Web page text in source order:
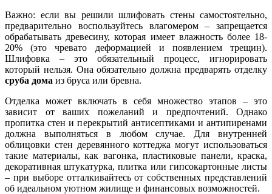
Важно: если вы решили шлифовать стены самостоятельно,
предварительно воспользуйтесь влагомером – запрещается
обрабатывать древесину, которая имеет влажность более 18-
20% (это чревато деформацией и появлением трещин).
Шлифовка – это обязательный процесс, игнорировать
который нельзя. Она обязательно должна предварять отделку
сруба дома из бруса или бревна.
Отделка может включать в себя множество этапов – это
зависит от ваших пожеланий и предпочтений. Однако
пропитка стен и перекрытий антисептиками и антипиренами
должна выполняться в любом случае. Для внутренней
облицовки стен деревянного коттеджа могут использоваться
такие материалы, как вагонка, пластиковые панели, краска,
декоративная штукатурка, плитка или гипсокартонные листы
– при выборе отталкивайтесь от собственных представлений
об идеальном уютном жилище и финансовых возможностей.